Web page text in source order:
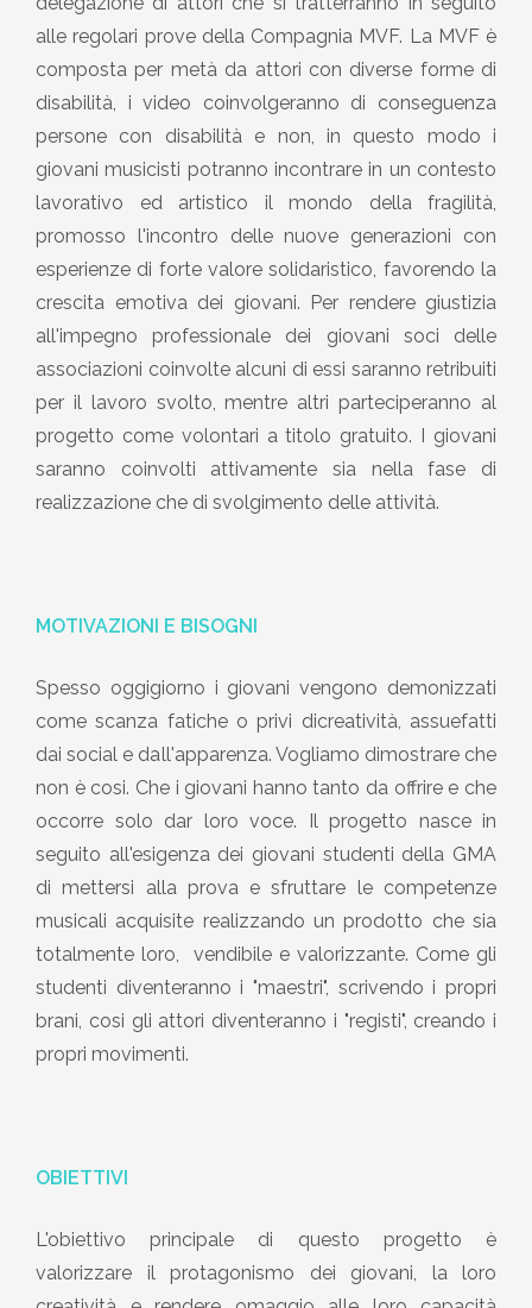
alle regolari prove della Compagnia MVF. La MVF è
composta per metà da attori con diverse forme di
disabilità, i video coinvolgeranno di conseguenza
persone con disabilità e non, in questo modo i
giovani musicisti potranno incontrare in un contesto
lavorativo ed artistico il mondo della fragilità,
promosso l'incontro delle nuove generazioni con
esperienze di forte valore solidaristico, favorendo la
crescita emotiva dei giovani. Per rendere giustizia
all'impegno professionale dei giovani soci delle
associazioni coinvolte alcuni di essi saranno retribuiti
per il lavoro svolto, mentre altri parteciperanno al
progetto come volontari a titolo gratuito. I giovani
saranno coinvolti attivamente sia nella fase di
realizzazione che di svolgimento delle attività.
MOTIVAZIONI E BISOGNI
Spesso oggigiorno i giovani vengono demonizzati
come scanza fatiche o privi dicreatività, assuefatti
dai social e dall'apparenza. Vogliamo dimostrare che
non è cosi. Che i giovani hanno tanto da offrire e che
occorre solo dar loro voce. Il progetto nasce in
seguito all'esigenza dei giovani studenti della GMA
di mettersi alla prova e sfruttare le competenze
musicali acquisite realizzando un prodotto che sia
totalmente loro, vendibile e valorizzante. Come gli
studenti diventeranno i "maestri", scrivendo i propri
brani, cosi gli attori diventeranno i "registi", creando i
propri movimenti.
OBIETTIVI
L'obiettivo principale di questo progetto è
valorizzare il protagonismo dei giovani, la loro